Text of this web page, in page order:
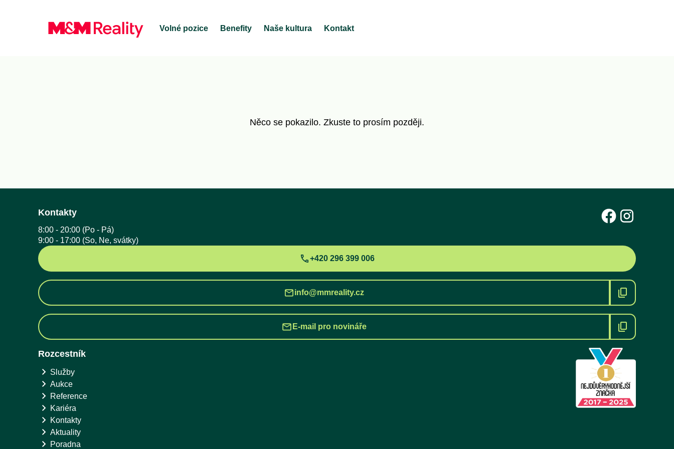
Volné pozice Benefity Naše kultura Kontakt
Něco se pokazilo. Zkuste to prosím později.
Kontakty
8:00 - 20:00 (Po - Pá)
9:00 - 17:00 (So, Ne, svátky)
+420 296 399 006
info@mmreality.cz
E-mail pro novináře
Rozcestník
Služby
Aukce
Reference
Kariéra
Kontakty
Aktuality
Poradna